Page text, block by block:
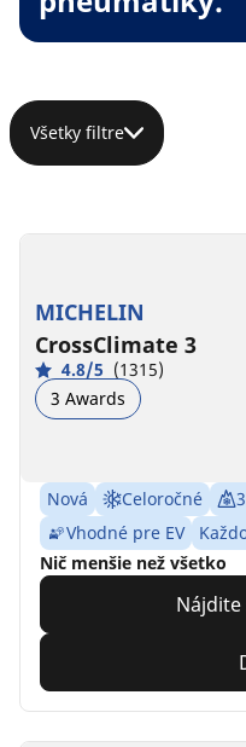
Všetky filtre
MICHELIN
CrossClimate 3
4.8/5 (1315)
3 Awards
Nová Celoročné
Vhodné pre EV
Nič menšie než všetko